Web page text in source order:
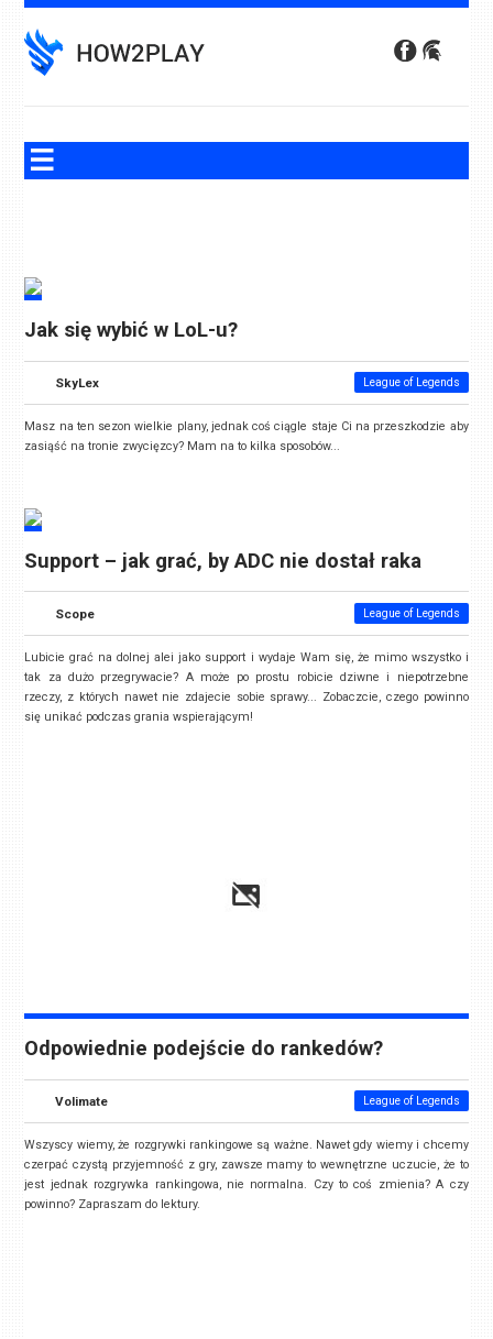
to
content
Jak się wybić w LoL-u?
SkyLex League of Legends
Masz na ten sezon wielkie plany, jednak coś ciągle staje Ci na przeszkodzie aby
zasiąść na tronie zwycięzcy? Mam na to kilka sposobów...
Support – jak grać, by ADC nie dostał raka
Scope League of Legends
Lubicie grać na dolnej alei jako support i wydaje Wam się, że mimo wszystko i
tak za dużo przegrywacie? A może po prostu robicie dziwne i niepotrzebne
rzeczy, z których nawet nie zdajecie sobie sprawy... Zobaczcie, czego powinno
się unikać podczas grania wspierającym!
Odpowiednie podejście do rankedów?
Volimate League of Legends
Wszyscy wiemy, że rozgrywki rankingowe są ważne. Nawet gdy wiemy i chcemy
czerpać czystą przyjemność z gry, zawsze mamy to wewnętrzne uczucie, że to
jest jednak rozgrywka rankingowa, nie normalna. Czy to coś zmienia? A czy
powinno? Zapraszam do lektury.